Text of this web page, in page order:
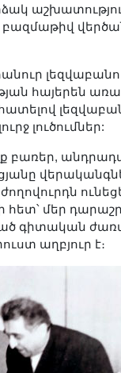
հայերեն
լուծումներ:
բառեր,
հետ՝ մեր
գիտական
աղբյուր է։